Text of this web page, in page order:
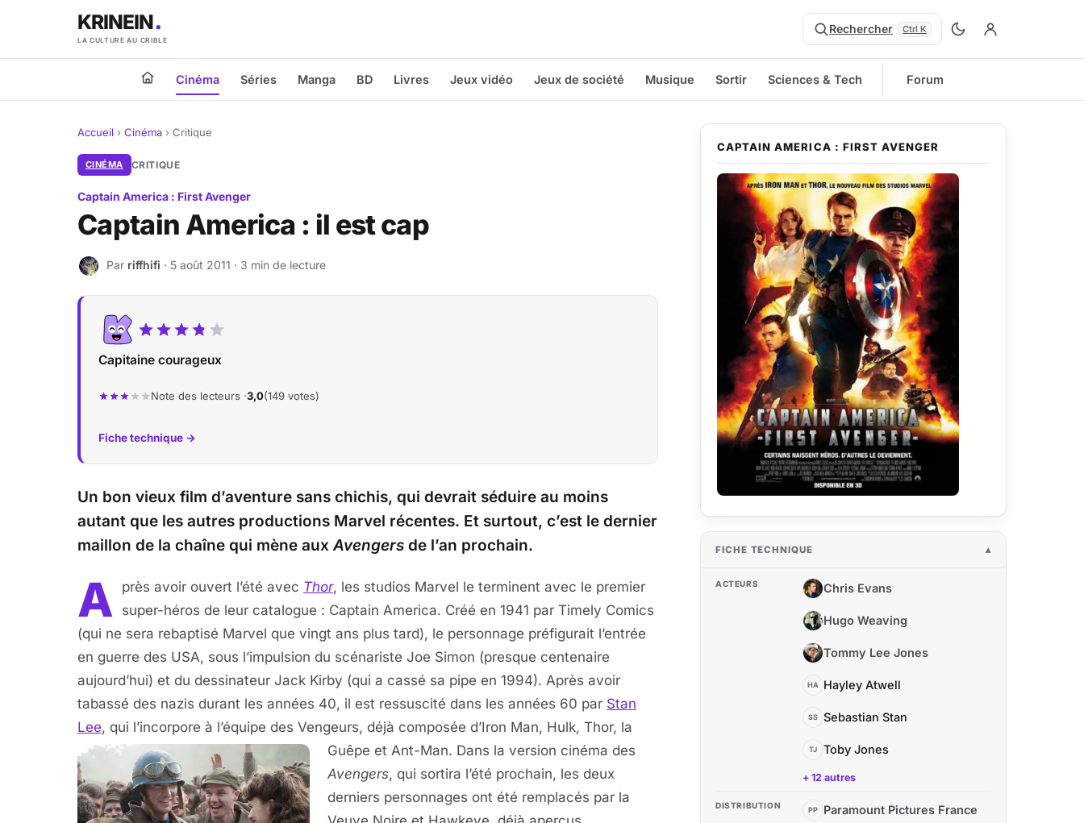
KRINEIN
LA CULTURE AU CRIBLE
Rechercher Ctrl K
Cinéma Séries Manga BD Livres Jeux vidéo Jeux de société Musique Sortir Sciences & Tech Forum
Accueil › Cinéma › Critique
CINÉMA CRITIQUE
Captain America : First Avenger
Captain America : il est cap
R Par riffhifi · 5 août 2011 · 3 min de lecture
Capitaine courageux
Note des lecteurs ·3,0(149 votes)
Fiche technique →
Un bon vieux film d’aventure sans chichis, qui devrait séduire au moins
autant que les autres productions Marvel récentes. Et surtout, c’est le dernier
maillon de la chaîne qui mène auxAvengers de l’an prochain.
A près avoir ouvert l’été avec Thor, les studios Marvel le terminent avec le premier
super-héros de leur catalogue : Captain America. Créé en 1941 par Timely Comics
(qui ne sera rebaptisé Marvel que vingt ans plus tard), le personnage préfigurait l’entrée
en guerre des USA, sous l’impulsion du scénariste Joe Simon (presque centenaire
aujourd’hui) et du dessinateur Jack Kirby (qui a cassé sa pipe en 1994). Après avoir
tabassé des nazis durant les années 40, il est ressuscité dans les années 60 par Stan
Lee, qui l’incorpore à l’équipe des Vengeurs, déjà composée d’Iron Man, Hulk, Thor, la
Guêpe et Ant-Man. Dans la version cinéma des
Avengers, qui sortira l’été prochain, les deux
derniers personnages ont été remplacés par la
CAPTAIN AMERICA : FIRST AVENGER
FICHE TECHNIQUE
ACTEURS CE Chris Evans
HW Hugo Weaving
TL Tommy Lee Jones
HA Hayley Atwell
SS Sebastian Stan
TJ Toby Jones
+ 12 autres
DISTRIBUTION PP Paramount Pictures France